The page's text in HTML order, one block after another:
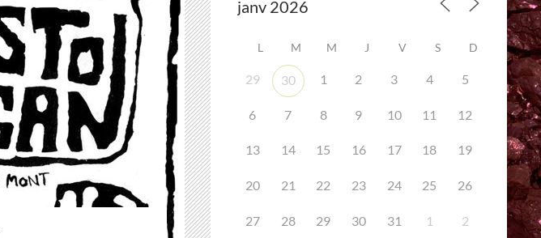
L M M J V S D
29 30 1 2 3 4 5
6 7 8 9 10 11 12
13 14 15 16 17 18 19
20 21 22 23 24 25 26
27 28 29 30 31 1 2